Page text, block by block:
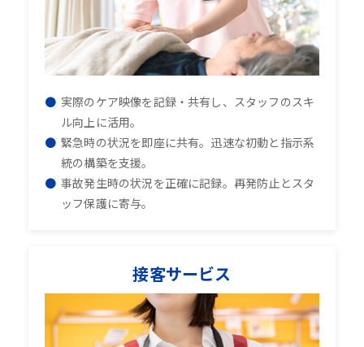
実際のケア映像を記録・共有し、スタッフのスキ
ル向上に活用。
緊急時の状況を即座に共有。迅速な初動と指示系
統の構築を支援。
事故発生時の状況を正確に記録。再発防止とスタ
ッフ保護に寄与。
接客サービス